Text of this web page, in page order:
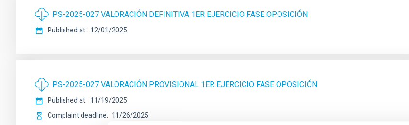
PS-2025-027 VALORACIÓN DEFINITIVA 1ER EJERCICIO FASE OPOSICIÓN
Published at 12/01/2025
PS-2025-027 VALORACIÓN PROVISIONAL 1ER EJERCICIO FASE OPOSICIÓN
Published at
11/19/2025
Complaint deadline
11/26/2025